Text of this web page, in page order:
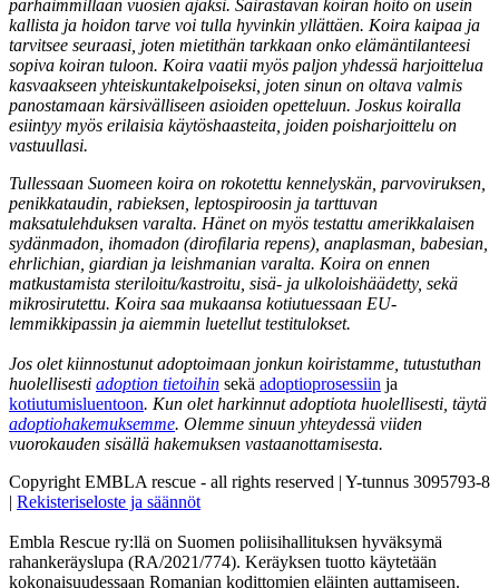
parhaimmillaan vuosien ajaksi. Sairastavan koiran hoito on usein
kallista ja hoidon tarve voi tulla hyvinkin yllättäen. Koira kaipaa ja
tarvitsee seuraasi, joten mietithän tarkkaan onko elämäntilanteesi
sopiva koiran tuloon. Koira vaatii myös paljon yhdessä harjoittelua
kasvaakseen yhteiskuntakelpoiseksi, joten sinun on oltava valmis
panostamaan kärsivälliseen asioiden opetteluun. Joskus koiralla
esiintyy myös erilaisia käytöshaasteita, joiden poisharjoittelu on
vastuullasi.
Tullessaan Suomeen koira on rokotettu kennelyskän, parvoviruksen,
penikkataudin, rabieksen, leptospiroosin ja tarttuvan
maksatulehduksen varalta. Hänet on myös testattu amerikkalaisen
sydänmadon, ihomadon (dirofilaria repens), anaplasman, babesian,
ehrlichian, giardian ja leishmanian varalta. Koira on ennen
matkustamista steriloitu/kastroitu, sisä- ja ulkoloishäädetty, sekä
mikrosirutettu. Koira saa mukaansa kotiutuessaan EU-
lemmikkipassin ja aiemmin luetellut testitulokset.
Jos olet kiinnostunut adoptoimaan jonkun koiristamme, tutustuthan
huolellisesti adoption tietoihin sekä adoptioprosessiin ja
kotiutumisluentoon. Kun olet harkinnut adoptiota huolellisesti, täytä
adoptiohakemuksemme. Olemme sinuun yhteydessä viiden
vuorokauden sisällä hakemuksen vastaanottamisesta.
Copyright EMBLA rescue - all rights reserved | Y-tunnus 3095793-8
| Rekisteriseloste ja säännöt
Embla Rescue ry:llä on Suomen poliisihallituksen hyväksymä
rahankeräyslupa (RA/2021/774). Keräyksen tuotto käytetään
kokonaisuudessaan Romanian kodittomien eläinten auttamiseen.